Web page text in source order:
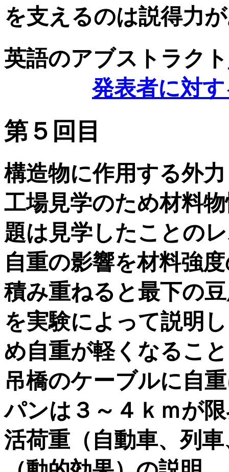
を支えるのは説得力
英語のアブストラクト
発表者に対
第５回目
構造物に作用する外力
工場見学のため材料
題は見学したことの
自重の影響を材料強
積み重ねると最下の
を実験によって説明
め自重が軽くなるこ
吊橋のケーブルに自
パンは３～４ｋｍが
活荷重（自動車、列